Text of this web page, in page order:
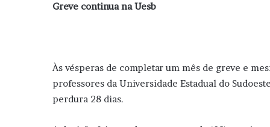
Greve continua na Uesb
Às vésperas de completar um mês de greve e
professores da Universidade Estadual do
perdura 28 dias.